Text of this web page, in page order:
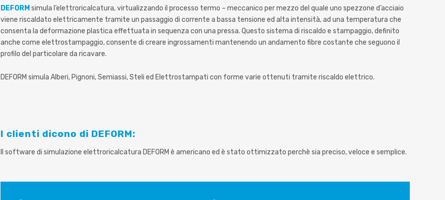
DEFORM simula l’elettroricalcatura, virtualizzando il processo termo – meccanico per mezzo del quale uno spezzone d’acciaio
viene riscaldato elettricamente tramite un passaggio di corrente a bassa tensione ed alta intensità, ad una temperatura che
consenta la deformazione plastica effettuata in sequenza con una pressa. Questo sistema di riscaldo e stampaggio, definito
anche come elettrostampaggio, consente di creare ingrossamenti mantenendo un andamento fibre costante che seguono il
profilo del particolare da ricavare.
DEFORM simula Alberi, Pignoni, Semiassi, Steli ed Elettrostampati con forme varie ottenuti tramite riscaldo elettrico.
I clienti dicono di DEFORM:
Il software di simulazioneelettroricalcatura DEFORM è americano ed è stato ottimizzato perchè sia preciso, veloce e semplice.